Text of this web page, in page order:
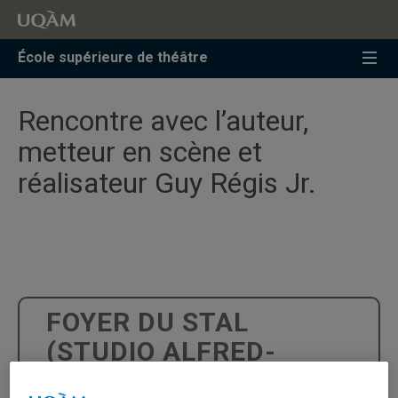
Accéder
recherche
Accéder
menu
pricipal
Accéder
zone
École supérieure de théâtre
Rencontre avec l’auteur,
metteur en scène et
réalisateur Guy Régis Jr.
FOYER DU STAL
(STUDIO ALFRED-